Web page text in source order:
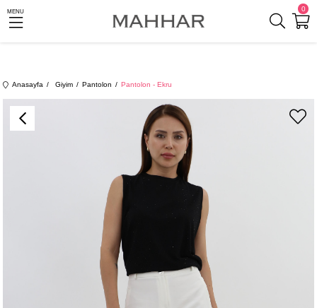
0
MENU
Anasayfa Giyim Pantolon Pantolon - Ekru